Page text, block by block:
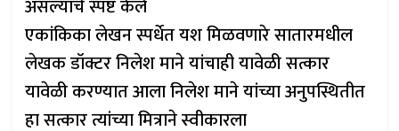
असल्याचे स्पष्ट केले
एकांकिका लेखन स्पर्धेत यश मिळवणारे सातारमधील
लेखक डॉक्टर निलेश माने यांचाही यावेळी सत्कार
यावेळी करण्यात आला निलेश माने यांच्या अनुपस्थितीत
हा सत्कार त्यांच्या मित्राने स्वीकारला